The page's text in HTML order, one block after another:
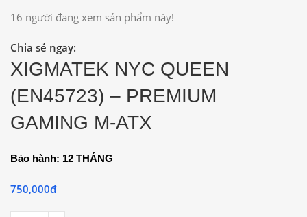
16 người đang xem sản phẩm này!
Chia sẻ ngay:
XIGMATEK NYC QUEEN
(EN45723) – PREMIUM
GAMING M-ATX
Bảo hành: 12 THÁNG
750,000₫